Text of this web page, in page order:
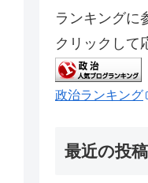
ランキングに
クリックして
政治ランキング
最近の投稿